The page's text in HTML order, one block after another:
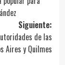
Siguiente:
de las
Aires y Quilmes